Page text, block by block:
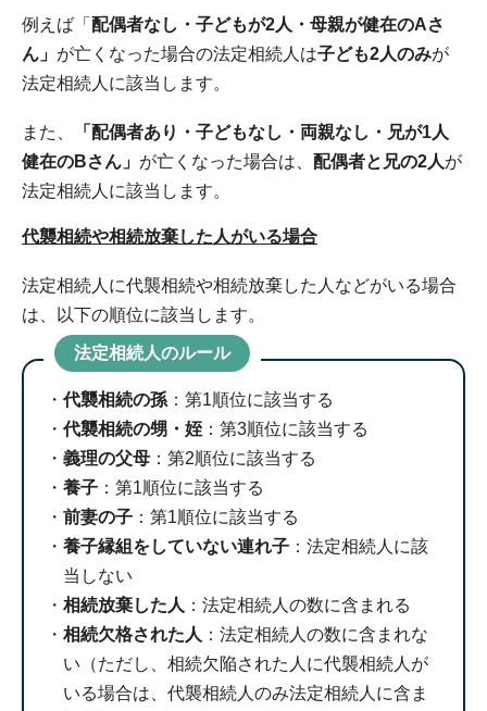
例えば「 配偶者なし・子どもが2人・母親が健在のAさ
ん」 が亡くなった場合の法定相続人は子ども2人のみが
法定相続人に該当します。
また、
「配偶者あり・子どもなし・両親なし・兄が1人
健在のBさん」 が亡くなった場合は、 配偶者と兄の2人が
法定相続人に該当します。
代襲相続や相続放棄した人がいる場合
法定相続人に代襲相続や相続放棄した人などがいる場合
は、以下の順位に該当します。
法定相続人のルール
代襲相続の孫 ：第1順位に該当する
代襲相続の甥・姪 ：第3順位に該当する
義理の父母 ：第2順位に該当する
養子 ：第1順位に該当する
前妻の子 ：第1順位に該当する
養子縁組をしていない連れ子 ：法定相続人に該
当しない
相続放棄した人 ：法定相続人の数に含まれる
相続欠格された人 ：法定相続人の数に含まれな
い（ただし、相続欠陥された人に代襲相続人が
いる場合は、代襲相続人のみ法定相続人に含ま